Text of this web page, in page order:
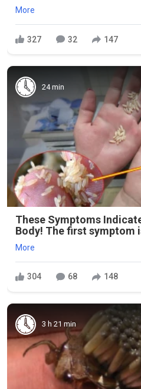
More
327 32 147
24 min
These Symptoms
Body! The first symptom
More
304 68 148
3 h 21 min